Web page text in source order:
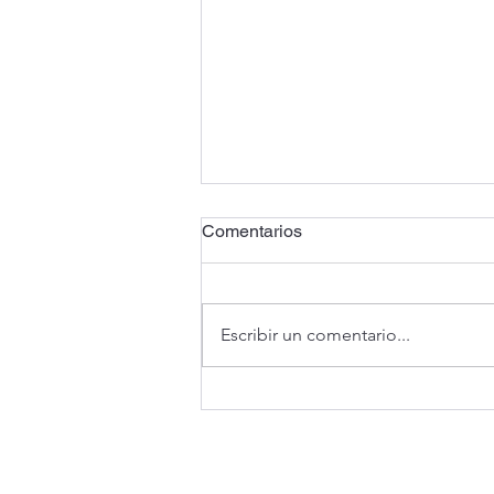
Comentarios
Escribir un comentario...